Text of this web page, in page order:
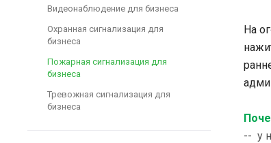
На
-- у
Видеонаблюдение для бизнеса
Охранная сигнализация для
бизнеса
Пожарная сигнализация для
бизнеса
Тревожная сигнализация для
бизнеса